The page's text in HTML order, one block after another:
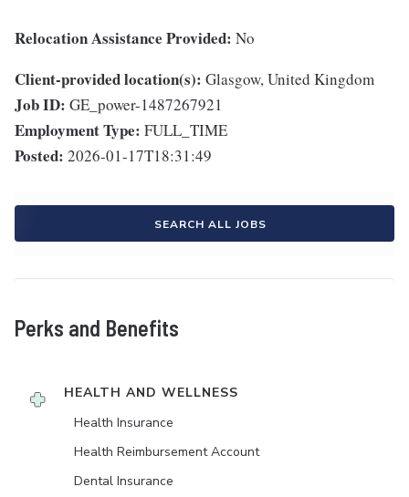
Relocation Assistance Provided: No
Client-provided location(s): Glasgow, United Kingdom
Job ID: GE_power-1487267921
Employment Type: FULL_TIME
Posted: 2026-01-17T18:31:49
SEARCH ALL JOBS
Perks and Benefits
HEALTH AND WELLNESS
Health Insurance
Health Reimbursement Account
Dental Insurance